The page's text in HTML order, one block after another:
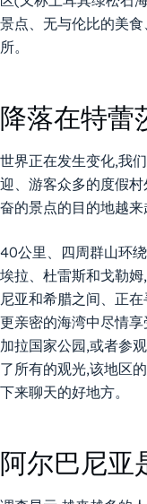
景点、无与伦比的美
所。
降落在特蕾
世界正在发生变化,我
迎、游客众多的度假
奋的景点的目的地越来
40公里、四周群山环
埃拉、杜雷斯和戈勒
尼亚和希腊之间、正
更亲密的海湾中尽情
加拉国家公园,或者参
了所有的观光,该地区
下来聊天的好地方。
阿尔巴尼亚